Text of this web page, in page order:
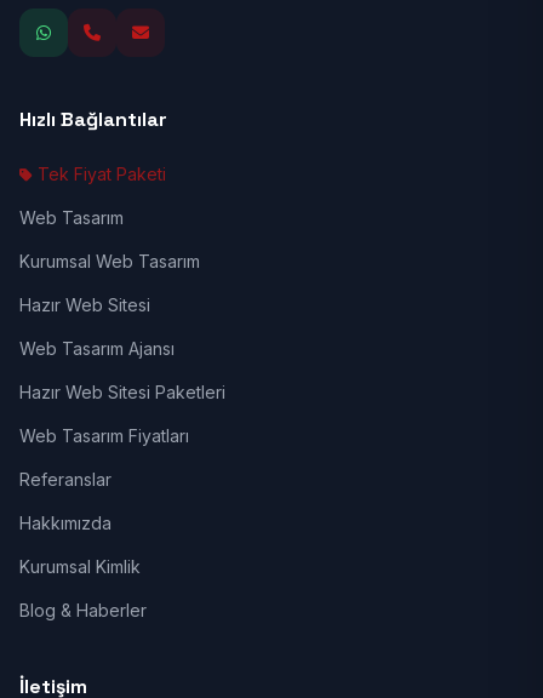
Hızlı Bağlantılar
Tek Fiyat Paketi
Web Tasarım
Kurumsal Web Tasarım
Hazır Web Sitesi
Web Tasarım Ajansı
Hazır Web Sitesi Paketleri
Web Tasarım Fiyatları
Referanslar
Hakkımızda
Kurumsal Kimlik
Blog & Haberler
İletişim